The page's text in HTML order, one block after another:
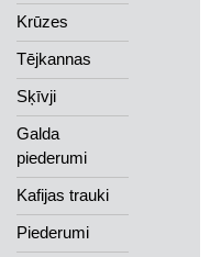
Krūzes
Tējkannas
Sķīvji
Galda
piederumi
Kafijas trauki
Piederumi